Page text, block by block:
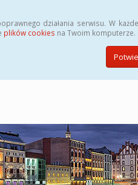
działania serwisu. W
plików cookies na Twoim komputerze.